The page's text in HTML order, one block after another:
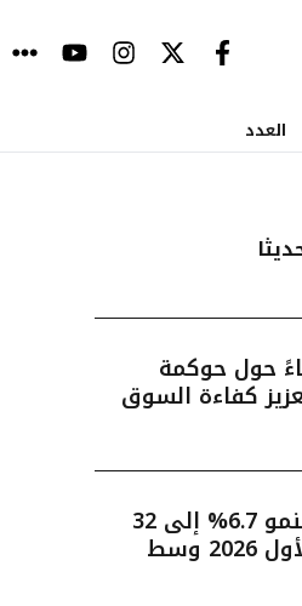
العدد
حول حوكمة
كفاءة السوق
أصول صناديق الريت تنمو 6.7% إلى 32
مليار ريال في الربع الأول 2026 وسط